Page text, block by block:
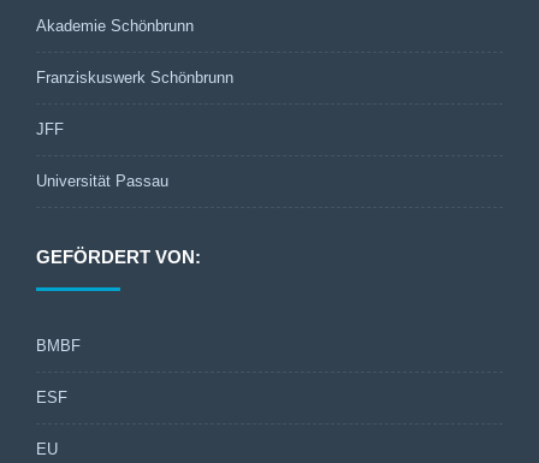
Akademie Schönbrunn
Franziskuswerk Schönbrunn
JFF
Universität Passau
GEFÖRDERT VON:
BMBF
ESF
EU